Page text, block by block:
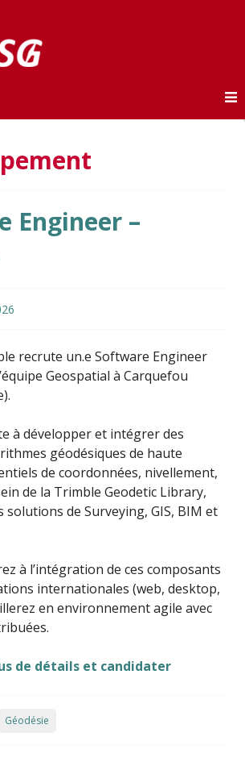
Engineer –
recrute un.e Software Engineer
Geospatial à Carquefou
à développer et intégrer des
géodésiques de haute
de coordonnées, nivellement,
de la Trimble Geodetic Library,
solutions de Surveying, GIS, BIM et
à l’intégration de ces composants
internationales (web, desktop,
en environnement agile avec
de détails et candidater
Géodésie